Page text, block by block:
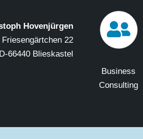
Hovenjürgen
Friesengärtchen 22
D-66440 Blieskastel
Business
Consulting